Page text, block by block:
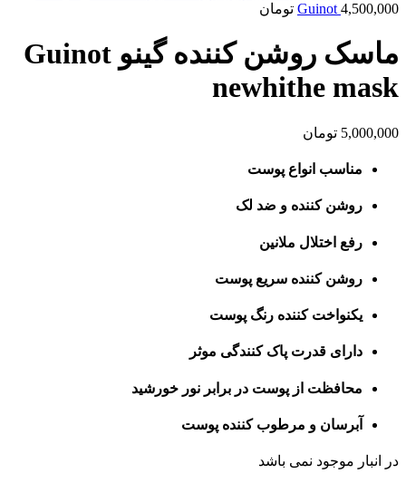
Guinot 4,500,000 تومان
ماسک روشن کننده گینو Guinot
newhithe mask
5,000,000 تومان
مناسب انواع پوست
روشن کننده و ضد لک
رفع اختلال ملانین
روشن کننده سریع پوست
یکنواختکننده رنگ پوست
دارای قدرت پاک کنندگی موثر
محافظت از پوست در برابر نور خورشید
آبرسان و مرطوبکننده پوست
در انبار موجود نمی باشد